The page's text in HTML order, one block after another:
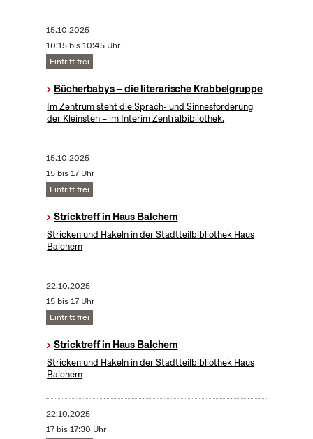
15.10.2025
10:15 bis 10:45 Uhr
Eintritt frei
Bücherbabys – die literarische Krabbelgruppe
Im Zentrum steht die Sprach- und Sinnesförderung
der Kleinsten – im Interim Zentralbibliothek.
15.10.2025
15 bis 17 Uhr
Eintritt frei
Stricktreff in Haus Balchem
Stricken und Häkeln in der Stadtteilbibliothek Haus
Balchem
22.10.2025
15 bis 17 Uhr
Eintritt frei
Stricktreff in Haus Balchem
Stricken und Häkeln in der Stadtteilbibliothek Haus
Balchem
22.10.2025
17 bis 17:30 Uhr